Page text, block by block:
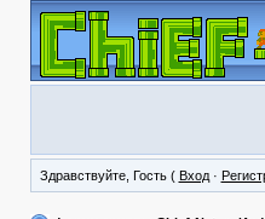
Здравствуйте, Гость ( Вход·